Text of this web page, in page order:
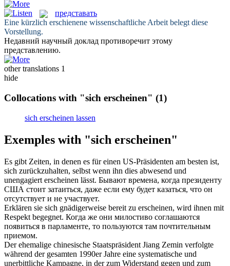
представать
Eine kürzlich erschienene wissenschaftliche Arbeit belegt diese
Vorstellung.
Недавний научный доклад противоречит этому
представлению.
other translations 1
hide
Collocations with "sich erscheinen" (1)
sich erscheinen lassen
Exemples with "sich erscheinen"
Es gibt Zeiten, in denen es für einen US-Präsidenten am besten ist,
sich zurückzuhalten, selbst wenn ihn dies abwesend und
unengagiert erscheinen lässt. Бывают времена, когда президенту
США стоит затаиться, даже если ему будет казаться, что он
отсутствует и не участвует.
Erklären sie sich gnädigerweise bereit zu erscheinen, wird ihnen mit
Respekt begegnet. Когда же они милостиво соглашаются
появиться в парламенте, то пользуются там почтительным
приемом.
Der ehemalige chinesische Staatspräsident Jiang Zemin verfolgte
während der gesamten 1990er Jahre eine systematische und
unerbittliche Kampagne, in der zum Widerstand gegen und zum